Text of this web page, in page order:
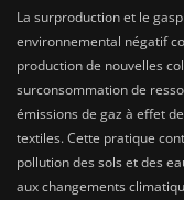
La surproduction et le
environnemental négatif
production de nouvelles
surconsommation de
émissions de gaz à effet
textiles. Cette pratique
pollution des sols et des
aux changements